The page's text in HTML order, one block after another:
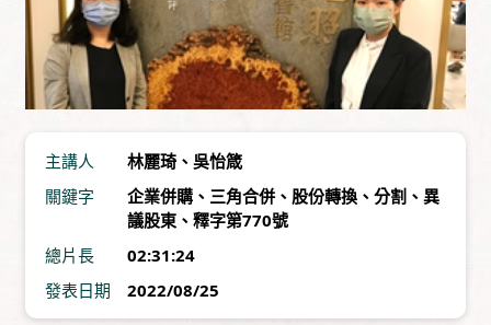
主講人 林麗琦 、 吳怡箴
關鍵字
企業併購 、 三角合併 、 股份轉換 、 分割 、 異
議股東 、 釋字第770號
總片長
02:31:24
發表日期
2022/08/25